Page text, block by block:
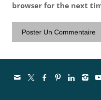
browser for the next